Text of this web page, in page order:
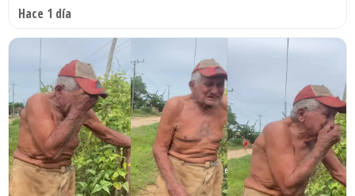
Hace 1 día